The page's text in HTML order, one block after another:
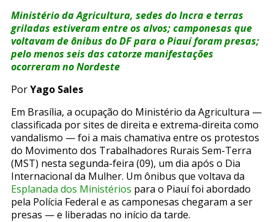
Ministério da Agricultura, sedes do Incra e terras
griladas estiveram entre os alvos; camponesas que
voltavam de ônibus do DF para o Piauí foram presas;
pelo menos seis das catorze manifestações
ocorreram no Nordeste
PorYago Sales
Em Brasília, a ocupação do Ministério da Agricultura —
classificada por sites de direita e extrema-direita como
vandalismo — foi a mais chamativa entre os protestos
do Movimento dos Trabalhadores Rurais Sem-Terra
(MST) nesta segunda-feira (09), um dia após o Dia
Internacional da Mulher. Um ônibus que voltava da
Esplanada dos Ministérios para o Piauí foi abordado
pela Polícia Federal e as camponesas chegaram a ser
presas — e liberadas no início da tarde.